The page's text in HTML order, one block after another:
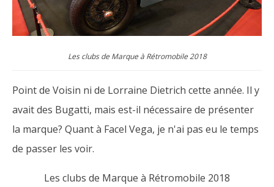
Les clubs de Marque à Rétromobile 2018
Point de Voisin ni de Lorraine Dietrich cette année. Il y
avait des Bugatti, mais est-il nécessaire de présenter
la marque? Quant à Facel Vega, je n'ai pas eu le temps
de passer les voir.
Les clubs de Marque à Rétromobile 2018